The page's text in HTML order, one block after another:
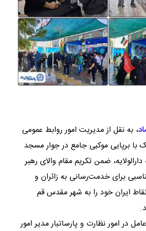
، به نقل از مدیریت امور روابط عمومی
با برپایی موکبی جامع در جوار مسجد
ضمن تکریم مقام والای رهبر
برای خدمت‌رسانی به زائران و
ایران خود را به شهر مقدس قم
در امور نظارت و پارساتبار مدیر امور